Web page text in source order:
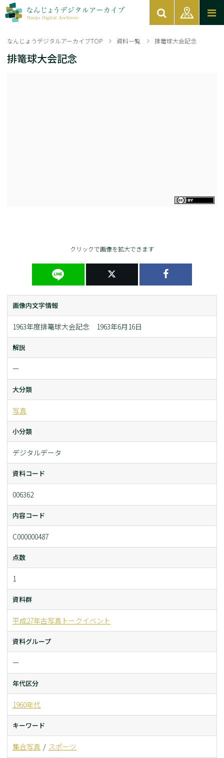
なんじょうデジタルアーカイブTOP 資料一覧 排篭球大会記念
排篭球大会記念
クリックで画像を拡大できます
画像内文字情報
1963年度排篭球大会記念 1963年6月16日
解説
ー
大分類
写真
小分類
デジタルデータ
資料コード
006362
内容コード
C000000487
点数
1
資料群
平成27年古写真トークイベント
資料グループ
ー
年代区分
1960年代
キーワード
集合写真 スポーツ